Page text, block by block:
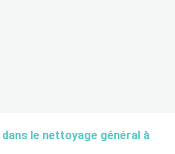
dans le nettoyage général à